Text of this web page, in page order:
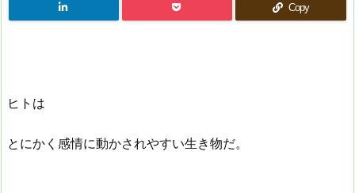
Copy
ヒトは
とにかく感情に動かされやすい生き物だ。